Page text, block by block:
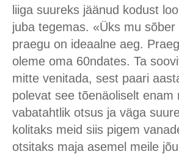
liiga suureks jäänud kodust
juba tegemas. «Üks mu
praegu on ideaalne aeg.
oleme oma 60ndates. Ta
mitte venitada, sest paari
polevat see tõenäoliselt enam
vabatahtlik otsus ja väga
kolitaks meid siis pigem
otsitaks maja asemel meile